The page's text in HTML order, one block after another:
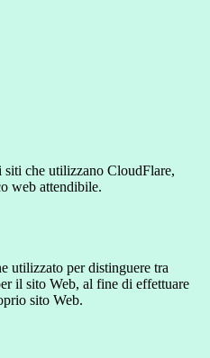
siti che utilizzano CloudFlare,
web attendibile.
utilizzato per distinguere tra
il sito Web, al fine di effettuare
sito Web.